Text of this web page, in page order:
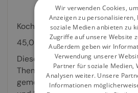
8,1/ 10
Kochbuch von Sylvain Roucayrol
45,00 €
Dieses sehr ästhetische
Themen, die bislang in dieser
gemeinsam erzählt wurden:
Wir verwenden Cookies,
Anzeigen zu personalisieren,
soziale Medien anbieten zu
Zugriffe auf unsere Website
Außerdem geben wir
Verwendung unserer
Partner für soziale Medien,
Analysen weiter. Unsere
Informationen